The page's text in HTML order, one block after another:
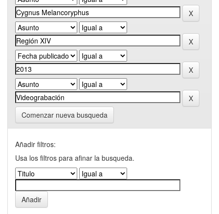
Comenzar nueva busqueda
Añadir filtros:
Usa los filtros para afinar la busqueda.